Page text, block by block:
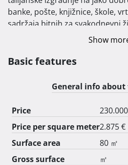
banke, pošte, knjižnice, škole,
sadržaja bitnih za svakodnevni
spavaće sobe, dnevnog boravka
namješteno modernim i
Stan je okrenut u pravcu sjever-
prostor omogućava parkiranje
dana.
Postoji mogućnost zamjene za
nadoplatu.
BEZ POSREDNIKA!
Show
Basic features
General info
Price
Price per square meter2.875 €
Surface area
80 ㎡
Gross surface
㎡